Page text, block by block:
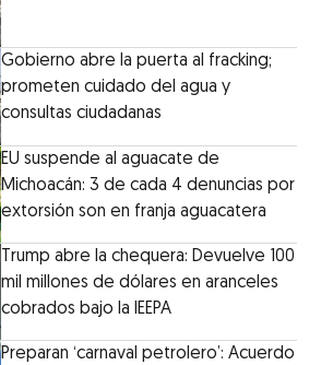
Gobierno abre la puerta al fracking;
prometen cuidado del agua y
consultas ciudadanas
EU suspende al aguacate de
Michoacán: 3 de cada 4 denuncias por
extorsión son en franja aguacatera
Trump abre la chequera: Devuelve 100
mil millones de dólares en aranceles
cobrados bajo la IEEPA
Preparan ‘carnaval petrolero’: Acuerdo